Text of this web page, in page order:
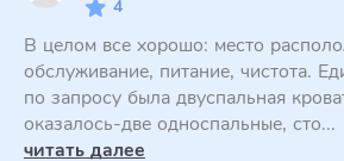
4
В целом все хорошо: место
обслуживание, питание, чистота.
по запросу была двуспальная
оказалось-две односпальные, сто...
читать далее